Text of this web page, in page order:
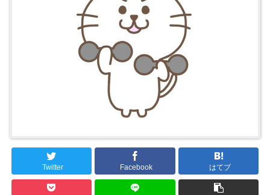
Twitter Facebook はてブ